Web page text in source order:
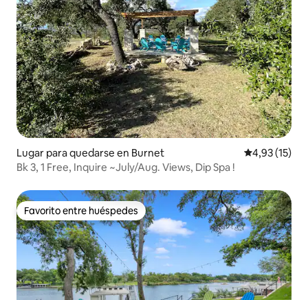
Lugar para quedarse en Burnet Calificación
4,93 (15)
Bk 3, 1 Free, Inquire ~July/Aug. Views, Dip Spa !
Favorito entre huéspedes
Favorito entre huéspedes